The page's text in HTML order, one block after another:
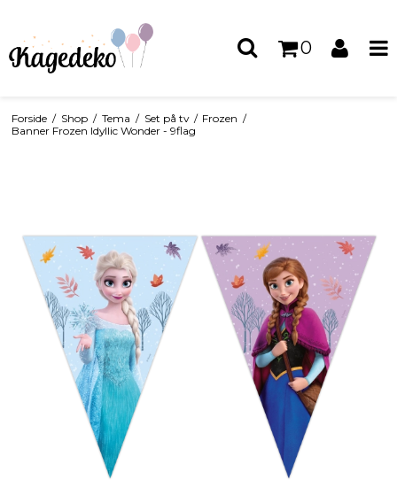
0
Forside / Shop / Tema / Set på tv / Frozen /
Banner Frozen Idyllic Wonder - 9flag